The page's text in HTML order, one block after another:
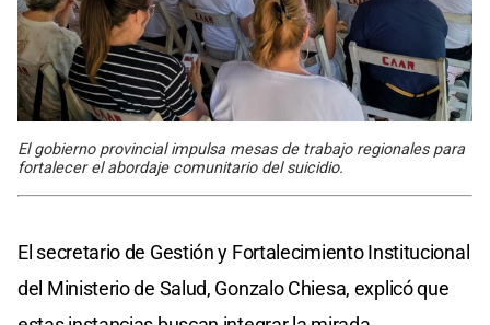
El gobierno provincial impulsa mesas de trabajo regionales para
fortalecer el abordaje comunitario del suicidio.
El secretario de Gestión y Fortalecimiento Institucional
del Ministerio de Salud, Gonzalo Chiesa, explicó que